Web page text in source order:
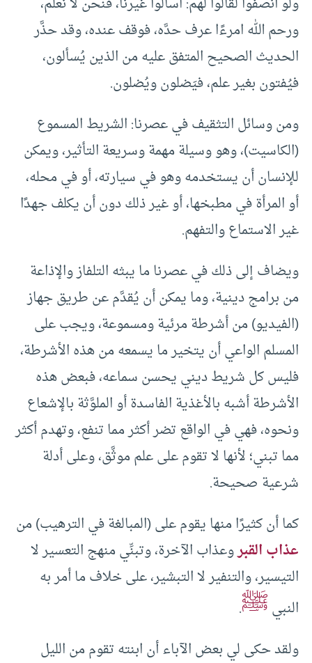
ورحم الله امرءًا عرف حدَّه، فوقف عنده، وقد حذَّر
الحديث الصحيح المتفق عليه من الذين يُسألون،
فيُفتون بغير علم، فيَضلون ويُضلون.
ومن وسائل التثقيف في عصرنا: الشريط المسموع
(الكاسيت)، وهو وسيلة مهمة وسريعة التأثير، ويمكن
للإنسان أن يستخدمه وهو في سيارته، أو في محله،
أو المرأة في مطبخها، أو غير ذلك دون أن يكلف جهدًا
غير الاستماع والتفهم.
ويضاف إلى ذلك في عصرنا ما يبثه التلفاز والإذاعة
من برامج دينية، وما يمكن أن يُقدَّم عن طريق جهاز
(الفيديو) من أشرطة مرئية ومسموعة، ويجب على
المسلم الواعي أن يتخير ما يسمعه من هذه الأشرطة،
فليس كل شريط ديني يحسن سماعه، فبعض هذه
الأشرطة أشبه بالأغذية الفاسدة أو الملوَّثة بالإشعاع
ونحوه، فهي في الواقع تضر أكثر مما تنفع، وتهدم أكثر
مما تبني؛ لأنها لا تقوم على علم موثَّق، وعلى أدلة
شرعية صحيحة.
كما أن كثيرًا منها يقوم على (المبالغة في الترهيب) من
عذاب القبروعذاب الآخرة، وتبنِّي منهج التعسير لا
التيسير، والتنفير لا التبشير، على خلاف ما أمر به
النبيﷺ.
ولقد حكى لي بعض الآباء أن ابنته تقوم من الليل